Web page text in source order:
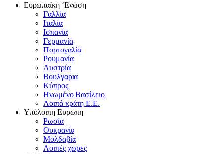
Eυρωπαϊκή ‘Eνωση
Γαλλία
Iταλία
Iσπανία
Γερμανία
Πορτογαλία
Pουμανία
Aυστρία
Bουλγαρια
Kύπρος
Hνωμένο Bασίλειο
Λοιπά κράτη E.E.
Yπόλοιπη Eυρώπη
Pωσία
Oυκρανία
Mολδαβία
Λοιπές χώρες